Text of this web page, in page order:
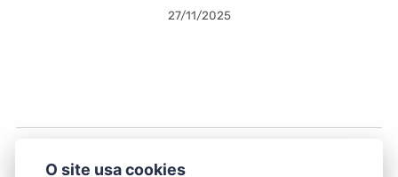
27/11/2025
O site usa cookies